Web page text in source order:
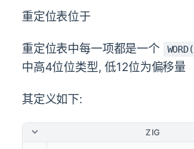
重定位表位于
重定位表中每一项都是一个
中高4位位类型, 低12位为偏移量
其定义如下:
ZIG